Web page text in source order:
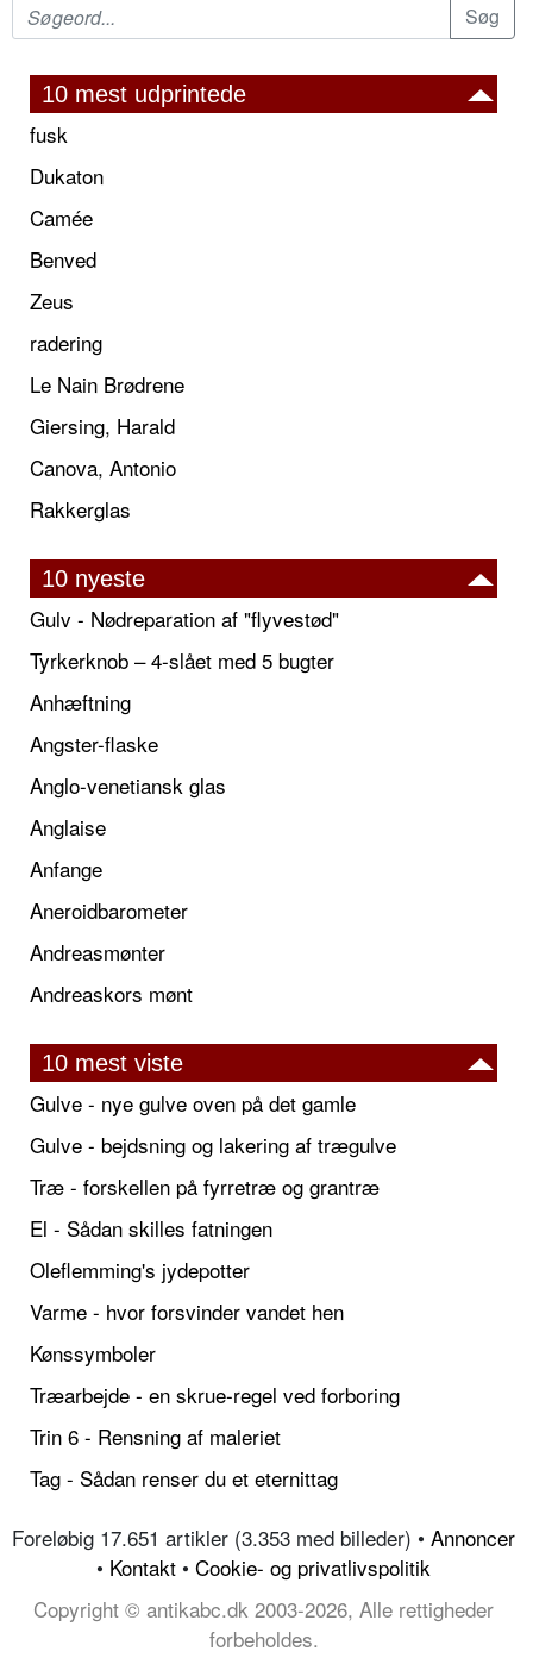
10 mest udprintede
fusk
Dukaton
Camée
Benved
Zeus
radering
Le Nain Brødrene
Giersing, Harald
Canova, Antonio
Rakkerglas
10 nyeste
Gulv - Nødreparation af "flyvestød"
Tyrkerknob – 4-slået med 5 bugter
Anhæftning
Angster-flaske
Anglo-venetiansk glas
Anglaise
Anfange
Aneroidbarometer
Andreasmønter
Andreaskors mønt
10 mest viste
Gulve - nye gulve oven på det gamle
Gulve - bejdsning og lakering af trægulve
Træ - forskellen på fyrretræ og grantræ
El - Sådan skilles fatningen
Oleflemming's jydepotter
Varme - hvor forsvinder vandet hen
Kønssymboler
Træarbejde - en skrue-regel ved forboring
Trin 6 - Rensning af maleriet
Tag - Sådan renser du et eternittag
Foreløbig 17.651 artikler (3.353 med billeder) • Annoncer
• Kontakt • Cookie- og privatlivspolitik
Copyright © antikabc.dk 2003-2026, Alle rettigheder
forbeholdes.